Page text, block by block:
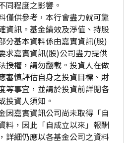
同程度之影響。
僅供參考，本行會盡力就可靠
資訊。基金績效及淨值、持股
分基本資料係由嘉實資訊(股)
求嘉實資訊(股)公司盡力提供
授權，請勿翻載。投資人在做
審慎評估自身之投資目標、財
等事宜，並請於投資前詳閱各
投資人須知。
因嘉實資訊公司尚未取得「自
料，因此「自成立以來」報酬
詳細仍應以各基金公司之資料